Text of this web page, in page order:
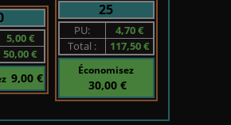
5,00 €
50,00 €
9,00 €
25
PU:
4,70 €
Total :
117,50 €
Économisez
30,00 €